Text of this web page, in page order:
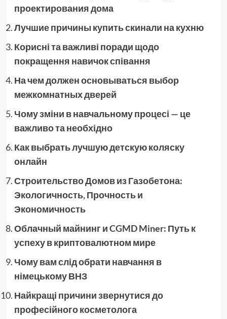
проектирования дома
Лучшие причины купить скинали на кухню
Корисні та важливі поради щодо
покращення навичок співання
На чем должен основываться выбор
межкомнатных дверей
Чому зміни в навчальному процесі — це
важливо та необхідно
Как выбрать лучшую детскую коляску
онлайн
Строительство Домов из Газобетона:
Экологичность, Прочность и
Экономичность
Облачный майнинг и CGMD Miner: Путь к
успеху в криптовалютном мире
Чому вам слід обрати навчання в
німецькому ВНЗ
Найкращі причини звернутися до
професійного косметолога